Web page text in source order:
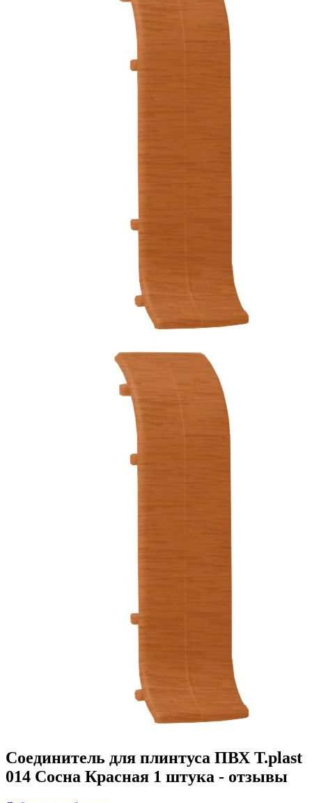
Соединитель для плинтуса ПВХ T.рlast
014 Сосна Красная 1 штука - отзывы